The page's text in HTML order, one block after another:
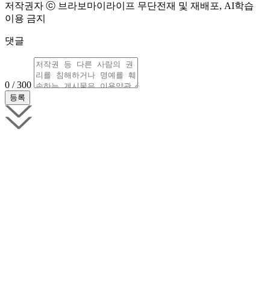
저작권자 ⓒ 브라보마이라이프 무단전재 및 재배포, AI학습
이용 금지
댓글
0 / 300